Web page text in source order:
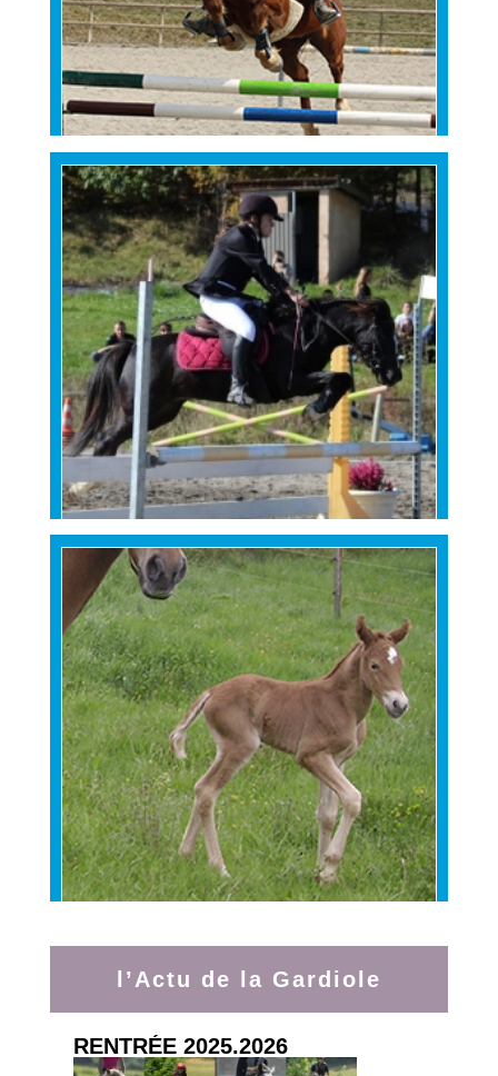
BEAUTYFUL CARWYN
KLAC DE PIMOGET
MACHNO CARWYN
APPLE BLUE BERRY
VIENNA T
PERE INCONNU
VAHINA D’AMOUR
KLAC DE PIMOGET FLOWER DE GRANGE
l’Actu de la Gardiole
RENTRÉE 2025.2026